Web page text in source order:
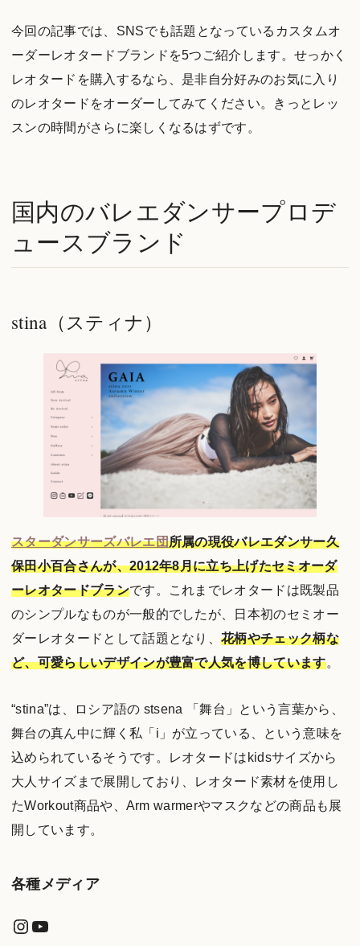
今回の記事では、SNSでも話題となっているカスタムオ
ーダーレオタードブランドを5つご紹介します。せっかく
レオタードを購入するなら、是非自分好みのお気に入り
のレオタードをオーダーしてみてください。きっとレッ
スンの時間がさらに楽しくなるはずです。
国内のバレエダンサープロデ
ュースブランド
stina（スティナ）
スターダンサーズバレエ団所属の現役バレエダンサー久
保田小百合さんが、2012年8月に立ち上げたセミオーダ
ーレオタードブランです。これまでレオタードは既製品
のシンプルなものが一般的でしたが、日本初のセミオー
ダーレオタードとして話題となり、花柄やチェック柄な
ど、可愛らしいデザインが豊富で人気を博しています。
“stina”は、ロシア語の stsena 「舞台」という言葉から、
舞台の真ん中に輝く私「i」が立っている、という意味を
込められているそうです。レオタードはkidsサイズから
大人サイズまで展開しており、レオタード素材を使用し
たWorkout商品や、Arm warmerやマスクなどの商品も展
開しています。
各種メディア
Instagram
YouTube